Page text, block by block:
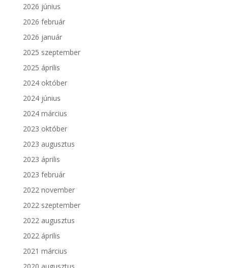
2026 június
2026 február
2026 január
2025 szeptember
2025 április
2024 október
2024 június
2024 március
2023 október
2023 augusztus
2023 április
2023 február
2022 november
2022 szeptember
2022 augusztus
2022 április
2021 március